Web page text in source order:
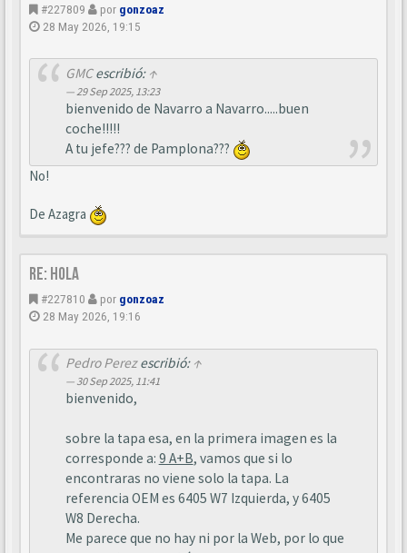
#227809 por gonzoaz
28 May 2026, 19:15
GMCescribió: ↑
29 Sep 2025, 13:23
bienvenido de Navarro a Navarro.....buen
coche!!!!!
A tu jefe??? de Pamplona???
No!
De Azagra
Re: Hola
#227810 por gonzoaz
28 May 2026, 19:16
Pedro Perezescribió: ↑
30 Sep 2025, 11:41
bienvenido,
sobre la tapa esa, en la primera imagen es la
corresponde a: 9 A+B, vamos que si lo
encontraras no viene solo la tapa. La
referencia OEM es 6405 W7 Izquierda, y 6405
W8 Derecha.
Me parece que no hay ni por la Web, por lo que